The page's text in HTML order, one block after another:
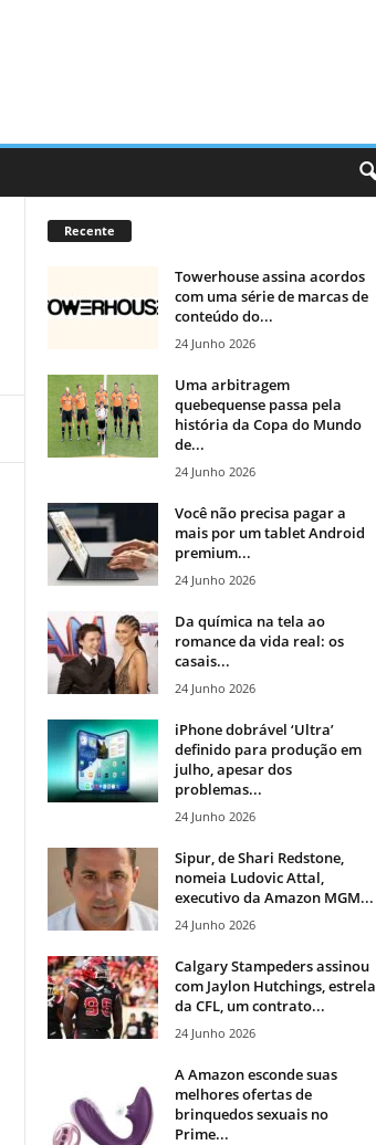
Recente
Towerhouse assina acordos
com uma série de marcas de
conteúdo do...
24 Junho 2026
Uma arbitragem
quebequense passa pela
história da Copa do Mundo
de...
24 Junho 2026
Você não precisa pagar a
mais por um tablet Android
premium...
24 Junho 2026
Da química na tela ao
romance da vida real: os
casais...
24 Junho 2026
iPhone dobrável ‘Ultra’
definido para produção em
julho, apesar dos
problemas...
24 Junho 2026
Sipur, de Shari Redstone,
nomeia Ludovic Attal,
executivo da Amazon MGM...
24 Junho 2026
Calgary Stampeders assinou
com Jaylon Hutchings, estrela
da CFL, um contrato...
24 Junho 2026
A Amazon esconde suas
melhores ofertas de
brinquedos sexuais no
Prime...